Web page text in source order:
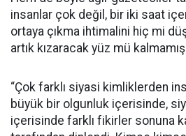
insanlar çok değil, bir iki saat
ortaya çıkma ihtimalini hiç mi
artık kızaracak yüz mü
“Çok farklı siyasi kimliklerden
büyük bir olgunluk içerisinde,
içerisinde farklı fikirler sonuna